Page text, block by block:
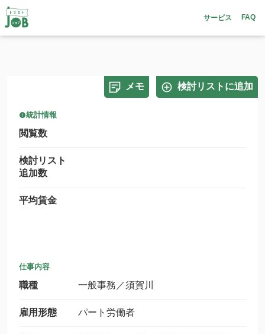
サービス FAQ
メモ 検討リストに追加
統計情報
閲覧数
検討リスト
追加数
平均賃金
仕事内容
職種 一般事務／須賀川
雇用形態 パート労働者